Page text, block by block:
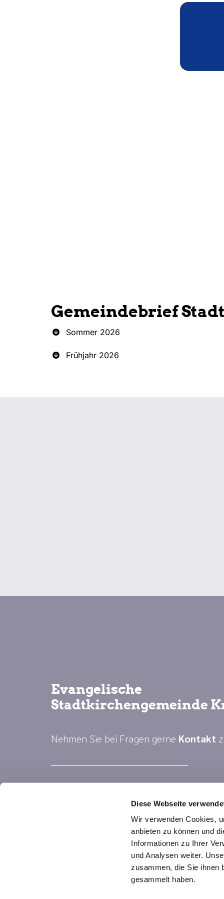
Diese Webseite
Wir verwenden Cookies,
anbieten zu können und
Informationen zu Ihrer
und Analysen weiter.
zusammen, die Sie ihnen
gesammelt haben.
Gemeindebrief
Sommer 2026
Frühjahr 2026
Evangelische
Stadtkirchengemeinde
Nehmen Sie bei Fragen gerne Kontakt